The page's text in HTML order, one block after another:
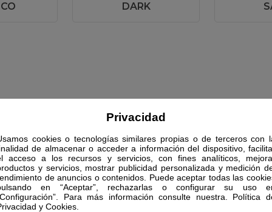
Privacidad
cookies o tecnologías similares propias o de terceros con
de almacenar o acceder a información del dispositivo,
acceso a los recursos y servicios, con fines analíticos,
y servicios, mostrar publicidad personalizada y medición
de anuncios o contenidos. Puede aceptar todas las
en “Aceptar”, rechazarlas o configurar su uso
Para más información consulte nuestra. Política
y Cookies.
DARK